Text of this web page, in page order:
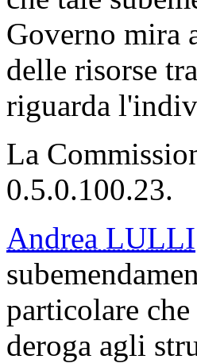
Governo mira
delle risorse
riguarda
La
0.5.0.100.23.
Andrea LULLI
particolare
deroga agli